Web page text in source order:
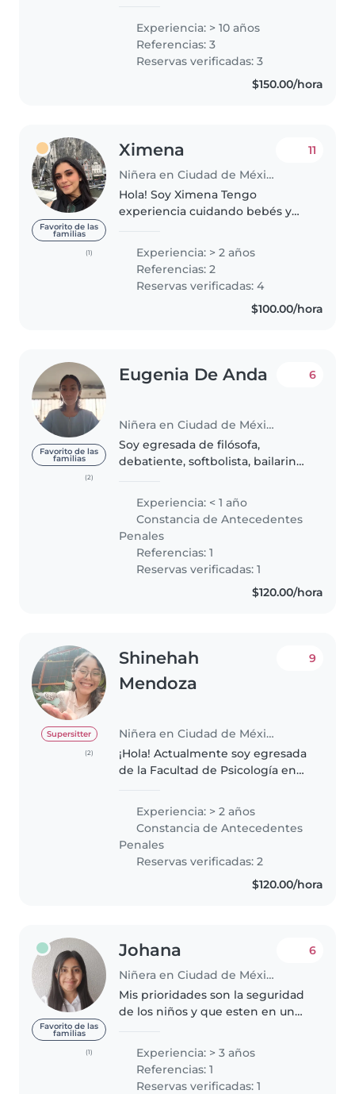
referencias de muchas familias
extranjeras y mexicanas. Estudié
la carrera de psicología y me..
Experiencia: > 10 años
Referencias: 3
Reservas verificadas: 3
$150.00/hora
Favorito de las
familias
(1)
Ximena
Niñera en Ciudad de México
11
Hola! Soy Ximena Tengo
experiencia cuidando bebés y
mucho acompañarlos en sus
primeras etapas de aprendizaje y
juego. Me considero una persona
paciente,..
Experiencia: > 2 años
Referencias: 2
Reservas verificadas: 4
$100.00/hora
Favorito de las
familias
(2)
Eugenia De Anda
Niñera en Ciudad de México
6
Soy egresada de filósofa,
debatiente, softbolista, bailarina,
chess, amante del café y el
chocolate. Promuevo la cultura
de paz. Me gusta y procuro..
Experiencia: < 1 año
Constancia de Antecedentes
Penales
Referencias: 1
Reservas verificadas: 1
$120.00/hora
Supersitter
(2)
Shinehah
Mendoza
Niñera en Ciudad de México
9
¡Hola! Actualmente soy egresada
de la Facultad de Psicología en
años de experiencia trabajando
como niñera para familias
nacionales y extranjeras. Amo..
Experiencia: > 2 años
Constancia de Antecedentes
Penales
Reservas verificadas: 2
$120.00/hora
Favorito de las
familias
(1)
Johana
Niñera en Ciudad de México
6
Mis prioridades son la seguridad
de los niños y que esten en un
tímidos y tranquilos, también
tengo experiencia cuidando..
Experiencia: > 3 años
Referencias: 1
Reservas verificadas: 1